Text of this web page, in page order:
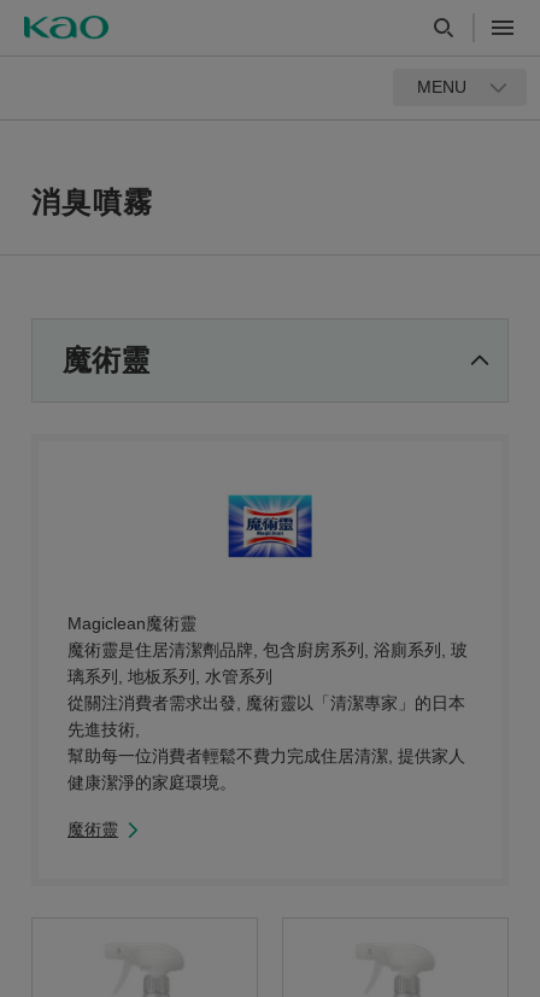
MENU
消臭噴霧
魔術靈
Magiclean魔術靈
魔術靈是住居清潔劑品牌, 包含廚房系列, 浴廁系列, 玻
璃系列, 地板系列, 水管系列
從關注消費者需求出發, 魔術靈以「清潔專家」的日本
先進技術,
幫助每一位消費者輕鬆不費力完成住居清潔, 提供家人
健康潔淨的家庭環境。
魔術靈